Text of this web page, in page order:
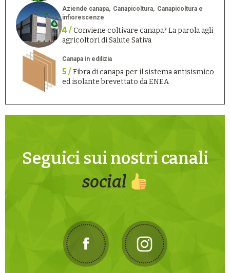
Aziende canapa Canapicoltura
Canapicoltura e
infiorescenze
4 /Conviene coltivare canapa? La parola agli
agricoltori di Salute Sativa
Canapa in edilizia
5 /Fibra di canapa per il sistema antisismico
ed isolante brevettato da ENEA
Seguici sui nostri canali
social